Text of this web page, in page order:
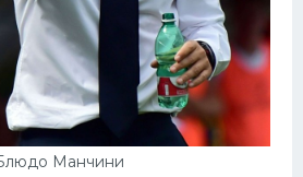
Манчини